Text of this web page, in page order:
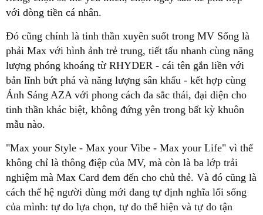
với dòng tiền cá nhân.
Đó cũng chính là tinh thần xuyên suốt trong MV Sống là
phải Max với hình ảnh trẻ trung, tiết tấu nhanh cùng năng
lượng phóng khoáng từ RHYDER - cái tên gắn liền với
bản lĩnh bứt phá và năng lượng sân khấu - kết hợp cùng
Ánh Sáng AZA với phong cách đa sắc thái, đại diện cho
tinh thần khác biệt, không đứng yên trong bất kỳ khuôn
mẫu nào.
"Max your Style - Max your Vibe - Max your Life" vì thế
không chỉ là thông điệp của MV, mà còn là ba lớp trải
nghiệm mà Max Card đem đến cho chủ thẻ. Và đó cũng là
cách thế hệ người dùng mới đang tự định nghĩa lối sống
của mình: tự do lựa chọn, tự do thể hiện và tự do tận